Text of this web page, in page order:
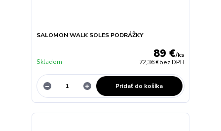
SALOMON WALK SOLES PODRÁŽKY
89 €/ks
72,36 €bez DPH
Skladom
Pridať do košíka